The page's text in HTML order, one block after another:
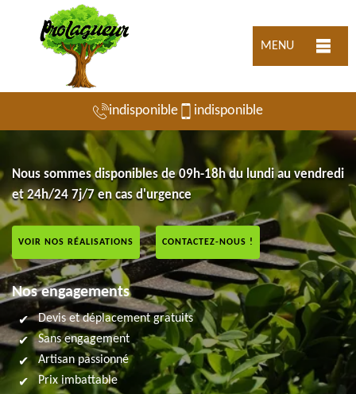
MENU
indisponible indisponible
Nous sommes disponibles de 09h-18h du lundi au vendredi
et 24h/24 7j/7 en cas d'urgence
VOIR NOS RÉALISATIONS CONTACTEZ-NOUS !
Nos engagements
Devis et déplacement gratuits
Sans engagement
Artisan passionné
Prix imbattable